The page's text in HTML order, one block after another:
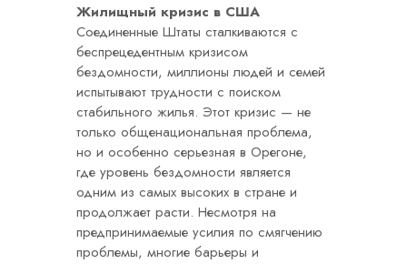
Жилищный кризис в США
Соединенные Штаты сталкиваются с
беспрецедентным кризисом
бездомности, миллионы людей и семей
испытывают трудности с поиском
стабильного жилья. Этот кризис — не
только общенациональная проблема,
но и особенно серьезная в Орегоне,
где уровень бездомности является
одним из самых высоких в стране и
продолжает расти. Несмотря на
предпринимаемые усилия по смягчению
проблемы, многие барьеры и